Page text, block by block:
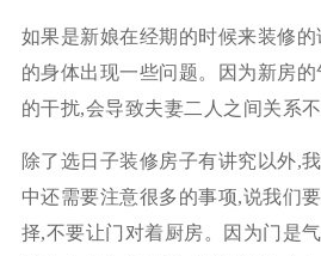
如果是新娘在经期的时候来装修
的身体出现一些问题。因为新房
的干扰,会导致夫妻二人之间关系
除了选日子装修房子有讲究以外,
中还需要注意很多的事项,说我们
择,不要让门对着厨房。因为门是